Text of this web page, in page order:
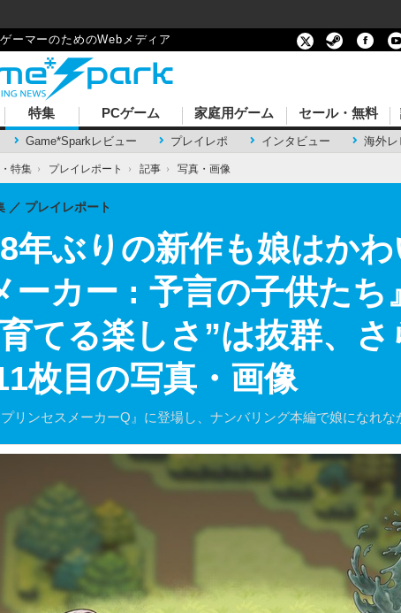
ーマーのためのWebメディア
特集
Game*Sparkレビュー プレイレポ インタビュー 海外レ
PCゲーム 家庭用ゲーム セール・無料
特集 › プレイレポート › 記事 › 写真・画像
年ぶりの新作も娘はか
ーカー : 予言の子供た
てる楽しさ”は抜群、
枚目の写真・画像
リンセスメーカーQ』に登場し、ナンバリング本編で娘になれな
プレイレポート